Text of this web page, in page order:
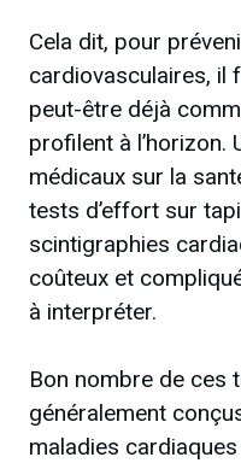
Cela dit, pour
cardiovasculaires, il
peut-être déjà
profilent à l’horizon.
médicaux sur la
tests d’effort sur
scintigraphies
coûteux et
à interpréter.
Bon nombre de ces
généralement
maladies